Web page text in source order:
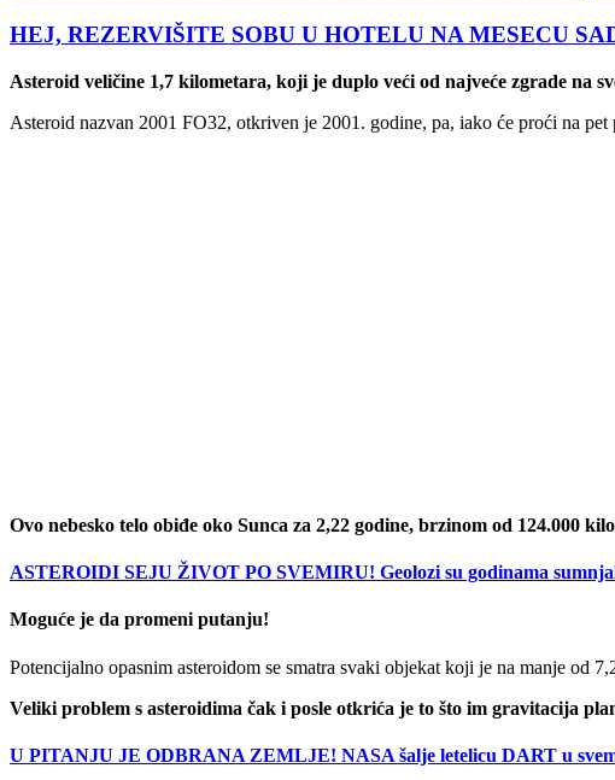
HEJ, REZERVIŠITE SOBU U HOTELU NA MESECU
Asteroid veličine 1,7 kilometara, koji je duplo veći od najveće zgrade
Asteroid nazvan 2001 FO32, otkriven je 2001. godine, pa, iako će proći na
Ovo nebesko telo obiđe oko Sunca za 2,22 godine, brzinom od 124.000
ASTEROIDI SEJU ŽIVOT PO SVEMIRU! Geolozi su godinama
Moguće je da promeni putanju!
Potencijalno opasnim asteroidom se smatra svaki objekat koji je na manje od
Veliki problem s asteroidima čak i posle otkrića je to što im gravitacija
U PITANJU JE ODBRANA ZEMLJE! NASA šalje letelicu DART u